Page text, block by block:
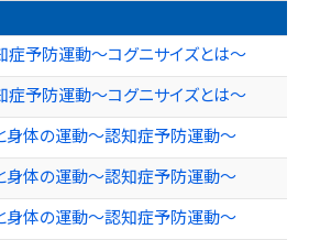
症予防運動～コグニサイズとは～
症予防運動～コグニサイズとは～
身体の運動～認知症予防運動～
身体の運動～認知症予防運動～
身体の運動～認知症予防運動～